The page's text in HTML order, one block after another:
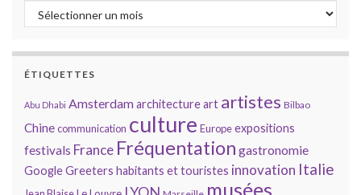
Archives
ÉTIQUETTES
Abu Dhabi Amsterdamarchitectureart artistes Bilbao
Chinecommunication culture Europeexpositions
festivals France Fréquentation gastronomie
GoogleGreeters habitants et touristes innovation Italie
musées